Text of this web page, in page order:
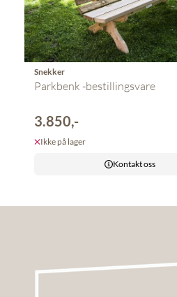
Snekker
Parkbenk -bestillingsvare
3.850,-
Ikke på lager
Kontakt oss